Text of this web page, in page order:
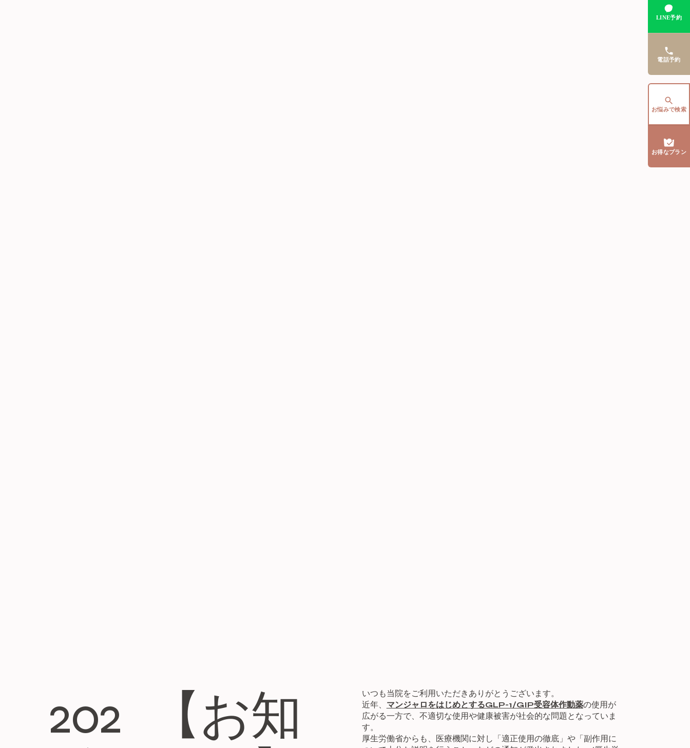
202
【お知
いつも当院をご利用いただきありがとうございます。
近年、 マンジャロをはじめとするGLP-1/GIP受容体作動薬の使用が
広がる一方で、不適切な使用や健康被害が社会的な問題となっていま
す。
厚生労働省からも、医療機関に対し「適正使用の徹底」や「副作用に
LINE予約
電話予約
お悩みで検索
お得なプラン